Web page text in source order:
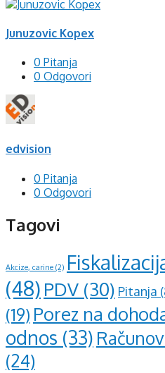
Junuzovic Kopex
0 Pitanja
0 Odgovori
edvision
0 Pitanja
0 Odgovori
Tagovi
Akcize, carine (2)
(48) PDV (30) Pitanja
(19) Porez na
odnos (33)
(24)